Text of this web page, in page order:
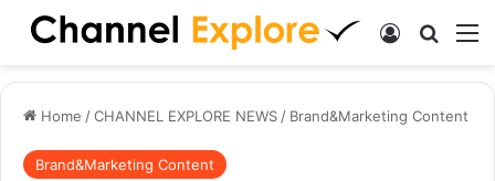
Log In
Home /CHANNEL EXPLORE NEWS / Brand&Marketing Content
Brand&Marketing Content